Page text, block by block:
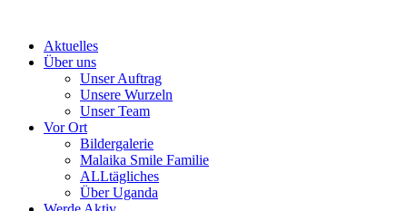
contentAktuelles
Über uns
Unser Auftrag
Unsere Wurzeln
Unser Team
Vor Ort
Bildergalerie
Malaika Smile Familie
ALLtägliches
Über Uganda